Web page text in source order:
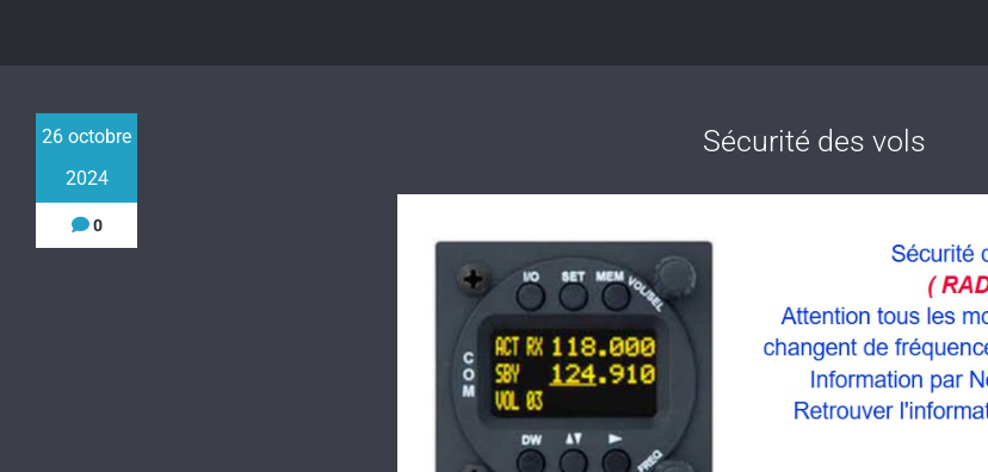
26 octobre
2024
0
Sécurité des vols